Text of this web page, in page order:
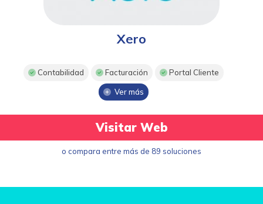
Xero
Contabilidad Facturación Portal Cliente
Ver más
Visitar Web
o compara entre más de 89 soluciones